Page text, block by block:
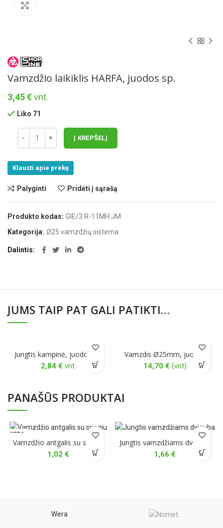
Vamzdžio laikiklis HARFA, juodos sp.
3,45€vnt.
Liko 71
Į KREPŠELĮ
Klausti apie prekę
Palyginti Pridėti į sąrašą
Produkto kodas: GIE/3.R-11MH.JM
Kategorija: Ø25 vamzdžių sistema
Dalintis
JUMS TAIP PAT GALI PATIKTI…
Jungtis kampinė, juodos sp.
2,84 € vnt.
Vamzdis Ø25mm, juodas
14,70 € (vnt)
PANAŠŪS PRODUKTAI
NĖRA
Vamzdžio antgalis su sriegiu
1,02 €
Jungtis vamzdžiams dviguba
1,66 €
Wera